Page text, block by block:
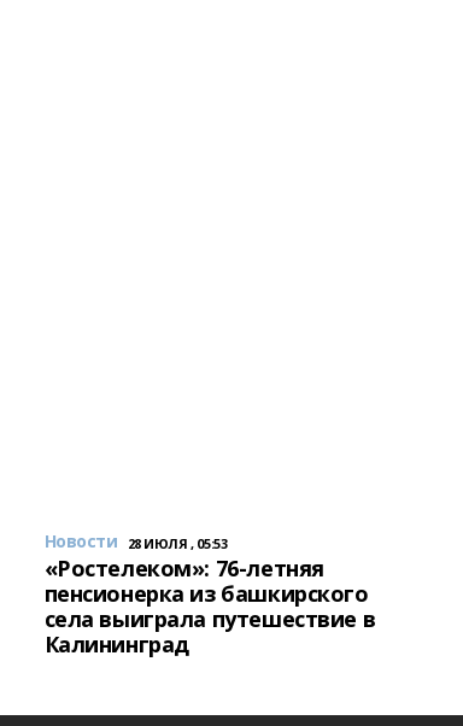
Новости 28 ИЮЛЯ , 05:53
«Ростелеком»: 76-летняя
пенсионерка из башкирского
села выиграла путешествие в
Калининград